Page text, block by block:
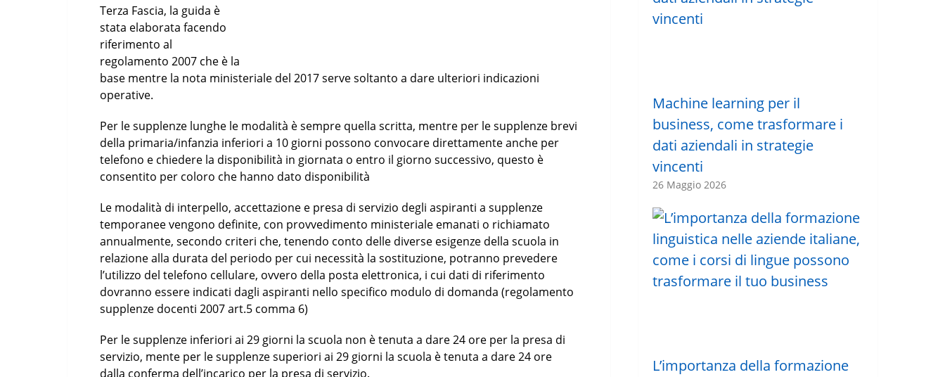
Terza Fascia, la guida è
stata elaborata facendo
riferimento al
regolamento 2007 che è la
base mentre la nota ministeriale del 2017 serve soltanto a dare ulteriori indicazioni
operative.
Per le supplenze lunghe le modalità è sempre quella scritta, mentre per le supplenze brevi
della primaria/infanzia inferiori a 10 giorni possono convocare direttamente anche per
telefono e chiedere la disponibilità in giornata o entro il giorno successivo, questo è
consentito per coloro che hanno dato disponibilità
Le modalità di interpello, accettazione e presa di servizio degli aspiranti a supplenze
temporanee vengono definite, con provvedimento ministeriale emanati o richiamato
annualmente, secondo criteri che, tenendo conto delle diverse esigenze della scuola in
relazione alla durata del periodo per cui necessità la sostituzione, potranno prevedere
l’utilizzo del telefono cellulare, ovvero della posta elettronica, i cui dati di riferimento
dovranno essere indicati dagli aspiranti nello specifico modulo di domanda (regolamento
supplenze docenti 2007 art.5 comma 6)
Per le supplenze inferiori ai 29 giorni la scuola non è tenuta a dare 24 ore per la presa di
servizio, mente per le supplenze superiori ai 29 giorni la scuola è tenuta a dare 24 ore
dalla conferma dell’incarico per la presa di servizio.
Machine learning per il
business, come trasformare i
dati aziendali in strategie
vincenti
26 Maggio 2026
L’importanza della formazione